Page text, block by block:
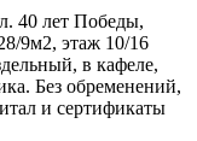
40 лет Победы,
9м2, этаж 10/16
в кафеле,
Без обременений,
и сертификаты